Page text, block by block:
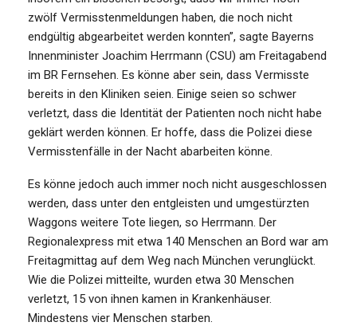
zwölf Vermisstenmeldungen haben, die noch nicht
endgültig abgearbeitet werden konnten”, sagte Bayerns
Innenminister Joachim Herrmann (CSU) am Freitagabend
im BR Fernsehen. Es könne aber sein, dass Vermisste
bereits in den Kliniken seien. Einige seien so schwer
verletzt, dass die Identität der Patienten noch nicht habe
geklärt werden können. Er hoffe, dass die Polizei diese
Vermisstenfälle in der Nacht abarbeiten könne.
Es könne jedoch auch immer noch nicht ausgeschlossen
werden, dass unter den entgleisten und umgestürzten
Waggons weitere Tote liegen, so Herrmann. Der
Regionalexpress mit etwa 140 Menschen an Bord war am
Freitagmittag auf dem Weg nach München verunglückt.
Wie die Polizei mitteilte, wurden etwa 30 Menschen
verletzt, 15 von ihnen kamen in Krankenhäuser.
Mindestens vier Menschen starben.